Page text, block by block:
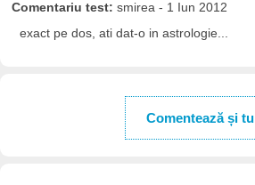
Comentariu test: smirea - 1 Iun 2012
exact pe dos, ati dat-o in astrologie...
Comentează și tu